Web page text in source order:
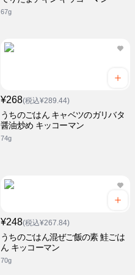
67g
¥268(税込¥289.44)
うちのごはん キャベツのガリバタ
醤油炒め キッコーマン
74g
¥248(税込¥267.84)
うちのごはん混ぜご飯の素 鮭ごは
ん キッコーマン
70g